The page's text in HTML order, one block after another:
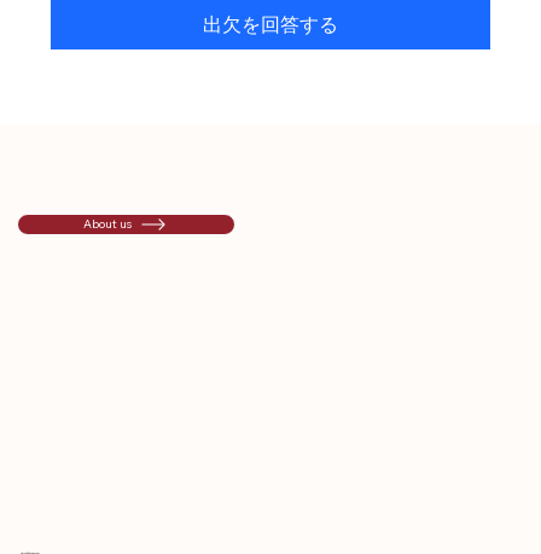
出欠を回答する
About us